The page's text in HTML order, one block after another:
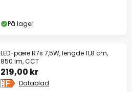
På lager
LED-pære R7s 7,5W, lengde 11,8 cm,
850 lm, CCT
219,00 kr
Datablad